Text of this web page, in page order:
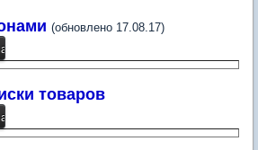
(обновлено 17.08.17)
товаров